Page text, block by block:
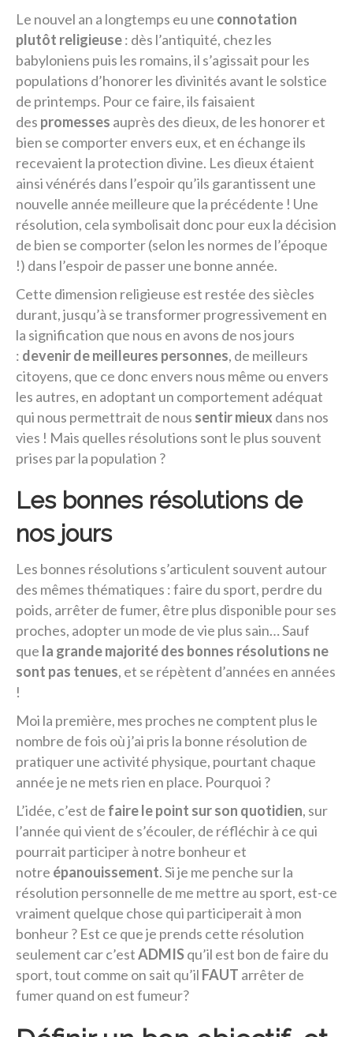
Le nouvel an a longtemps eu une connotation
plutôt religieuse: dès l’antiquité, chez les
babyloniens puis les romains, il s’agissait pour les
populations d’honorer les divinités avant le solstice
de printemps. Pour ce faire, ils faisaient
des promesses auprès des dieux, de les honorer et
bien se comporter envers eux, et en échange ils
recevaient la protection divine. Les dieux étaient
ainsi vénérés dans l’espoir qu’ils garantissent une
nouvelle année meilleure que la précédente ! Une
résolution, cela symbolisait donc pour eux la décision
de bien se comporter (selon les normes de l’époque
!) dans l’espoir de passer une bonne année.
Cette dimension religieuse est restée des siècles
durant, jusqu’à se transformer progressivement en
la signification que nous en avons de nos jours
: devenir de meilleures personnes, de meilleurs
citoyens, que ce donc envers nous même ou envers
les autres, en adoptant un comportement adéquat
qui nous permettrait de nous sentir mieux dans nos
vies ! Mais quelles résolutions sont le plus souvent
prises par la population ?
Les bonnes résolutions de
nos jours
Les bonnes résolutions s’articulent souvent autour
des mêmes thématiques : faire du sport, perdre du
poids, arrêter de fumer, être plus disponible pour ses
proches, adopter un mode de vie plus sain… Sauf
que la grande majorité des bonnes résolutions ne
sont pas tenues, et se répètent d’années en années
!
Moi la première, mes proches ne comptent plus le
nombre de fois où j’ai pris la bonne résolution de
pratiquer une activité physique, pourtant chaque
année je ne mets rien en place. Pourquoi ?
L’idée, c’est de faire le point sur son quotidien, sur
l’année qui vient de s’écouler, de réfléchir à ce qui
pourrait participer à notre bonheur et
notre épanouissement. Si je me penche sur la
résolution personnelle de me mettre au sport, est-ce
vraiment quelque chose qui participerait à mon
bonheur ? Est ce que je prends cette résolution
seulement car c’estADMISqu’il est bon de faire du
sport, tout comme on sait qu’il FAUT arrêter de
fumer quand on est fumeur?